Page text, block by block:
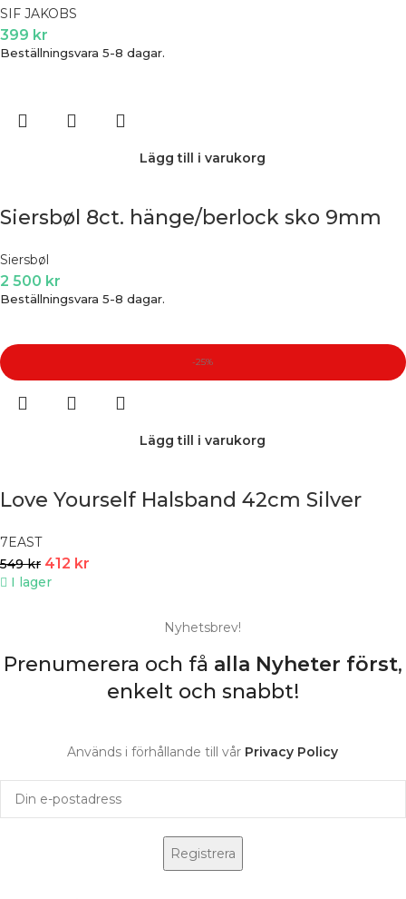
SIF JAKOBS
399 kr
Beställningsvara 5-8 dagar.
Lägg till i varukorg
Siersbøl 8ct. hänge/berlock sko 9mm
Siersbøl
2 500 kr
Beställningsvara 5-8 dagar.
-25%
Lägg till i varukorg
Love Yourself Halsband 42cm Silver
7EAST
549kr 412 kr
I lager
Nyhetsbrev!
Prenumerera och få alla Nyheter först,
enkelt och snabbt!
Används i förhållande till vår Privacy Policy